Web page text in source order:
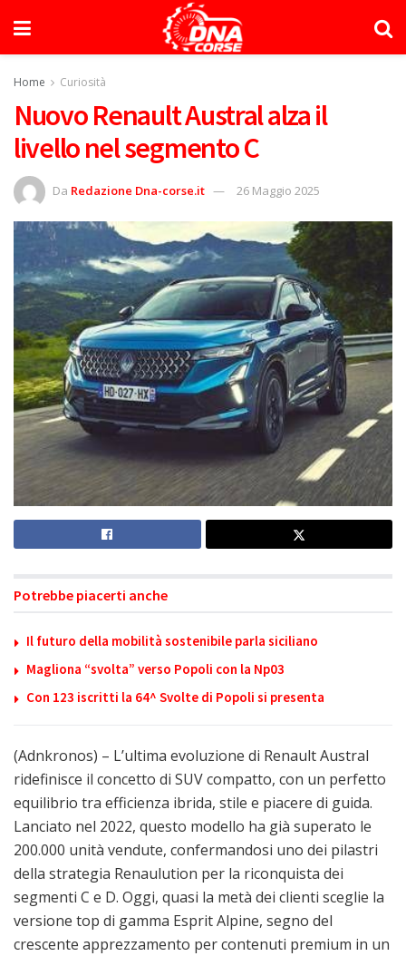
Home Curiosità
Nuovo Renault Austral alza il
livello nel segmento C
Da Redazione Dna-corse.it 26 Maggio 2025
Potrebbe piacerti anche
Il futuro della mobilità sostenibile parla siciliano
Magliona “svolta” verso Popoli con la Np03
Con 123 iscritti la 64^ Svolte di Popoli si presenta
(Adnkronos) – L’ultima evoluzione di Renault Austral
ridefinisce il concetto di SUV compatto, con un perfetto
equilibrio tra efficienza ibrida, stile e piacere di guida.
Lanciato nel 2022, questo modello ha già superato le
200.000 unità vendute, confermandosi uno dei pilastri
della strategia Renaulution per la riconquista dei
segmenti C e D. Oggi, quasi la metà dei clienti sceglie la
versione top di gamma Esprit Alpine, segno del
crescente apprezzamento per contenuti premium in un